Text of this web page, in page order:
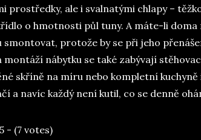
prostředky, ale i svalnatými chlapy –
o hmotnosti půl tuny. A máte-li
smontovat, protože by se při jeho
nábytku se také zabývají
skříně na míru nebo kompletní
a navíc každý není kutil, co se denně
- (7 votes)